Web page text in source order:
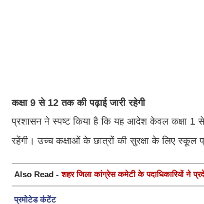
कक्षा 9 से 12 तक की पढ़ाई जारी रहेगी
प्रशासन ने स्पष्ट किया है कि यह आदेश केवल कक्षा 1
रहेंगी। उच्च कक्षाओं के छात्रों की सुरक्षा के लिए स्कूल
Also Read -शहर जिला कांग्रेस कमेटी के पदाधिकारियों ने